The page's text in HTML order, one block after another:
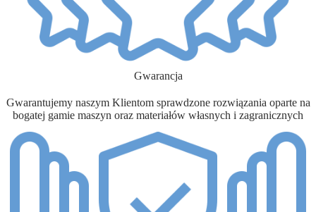
Gwarancja
Gwarantujemy naszym Klientom sprawdzone rozwiązania oparte na
bogatej gamie maszyn oraz materiałów własnych i zagranicznych